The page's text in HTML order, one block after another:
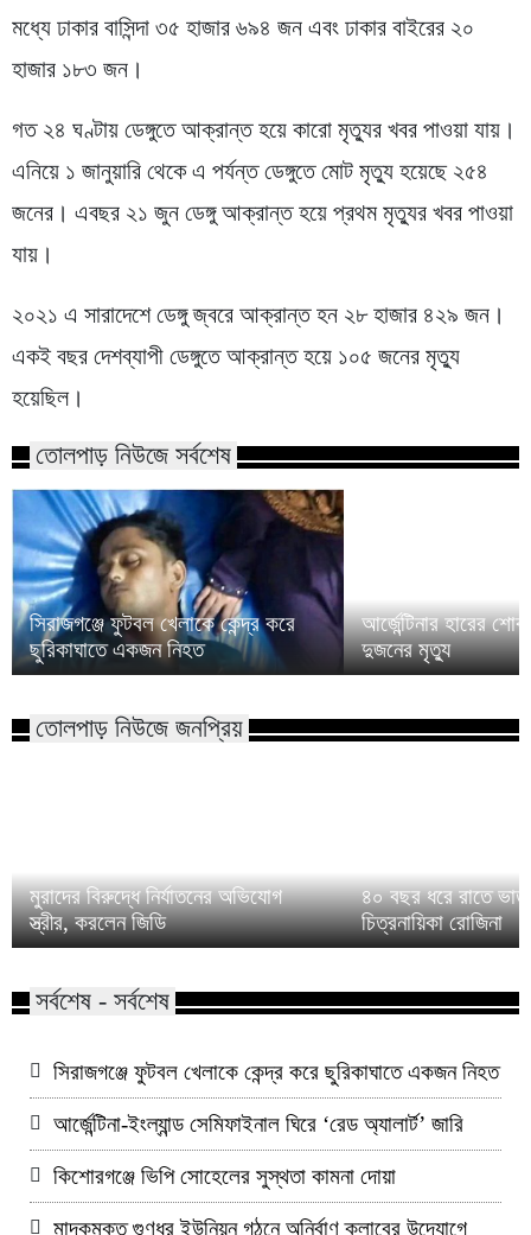
মধ্যে ঢাকার বাসিন্দা ৩৫ হাজার ৬৯৪ জন এবং ঢাকার বাইরের ২০
হাজার ১৮৩ জন।
গত ২৪ ঘণ্টায় ডেঙ্গুতে আক্রান্ত হয়ে কারো মৃত্যুর খবর পাওয়া যায়।
এনিয়ে ১ জানুয়ারি থেকে এ পর্যন্ত ডেঙ্গুতে মোট মৃত্যু হয়েছে ২৫৪
জনের। এবছর ২১ জুন ডেঙ্গু আক্রান্ত হয়ে প্রথম মৃত্যুর খবর পাওয়া
যায়।
২০২১ এ সারাদেশে ডেঙ্গু জ্বরে আক্রান্ত হন ২৮ হাজার ৪২৯ জন।
একই বছর দেশব্যাপী ডেঙ্গুতে আক্রান্ত হয়ে ১০৫ জনের মৃত্যু
হয়েছিল।
তোলপাড় নিউজে সর্বশেষ
সিরাজগঞ্জে ফুটবল খেলাকে কেন্দ্র করে
ছুরিকাঘাতে একজন নিহত
আর্জেন্টিনার হারের
দুজনের মৃত্যু
তোলপাড় নিউজে জনপ্রিয়
মুরাদের বিরুদ্ধে নির্যাতনের অভিযোগ
স্ত্রীর, করলেন জিডি
৪০ বছর ধরে রাতে ভাত
চিত্রনায়িকা রোজিনা
সর্বশেষ - সর্বশেষ
সিরাজগঞ্জে ফুটবল খেলাকে কেন্দ্র করে ছুরিকাঘাতে একজন নিহত
আর্জেন্টিনা-ইংল্যান্ড সেমিফাইনাল ঘিরে ‘রেড অ্যালার্ট’ জারি
কিশোরগঞ্জে ভিপি সোহেলের সুস্থতা কামনা দোয়া
মাদকমুক্ত গুণধর ইউনিয়ন গঠনে অনির্বাণ ক্লাবের উদ্যোগে